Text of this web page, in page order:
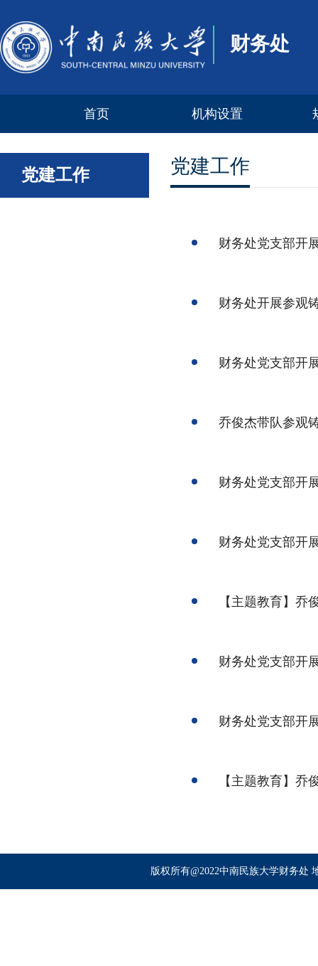
财务处
首页 机构设置
科室设置
党建工作 党建工作
财务处党支部开
财务处开展参观
财务处党支部开
乔俊杰带队参观
财务处党支部开
财务处党支部开
【主题教育】乔
财务处党支部开
财务处党支部开
【主题教育】乔
版权所有@2022中南民族大学财务处